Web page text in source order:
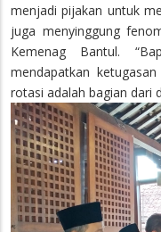
menjadi pijakan untuk
juga menyinggung
Kemenag Bantul.
mendapatkan
rotasi adalah bagian dari